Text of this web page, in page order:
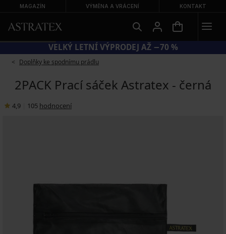
MAGAZÍN VÝMĚNA A VRÁCENÍ KONTAKT
VELKÝ LETNÍ VÝPRODEJ AŽ −70 %
Doplňky ke spodnímu prádlu
2PACK Prací sáček Astratex - černá
4,9 105 hodnocení